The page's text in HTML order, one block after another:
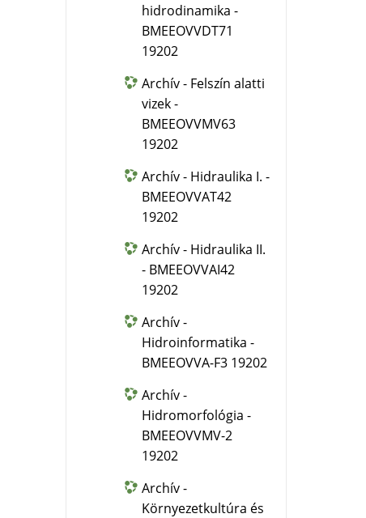
hidrodinamika -
BMEEOVVDT71
19202
Archív - Felszín alatti
vizek -
BMEEOVVMV63
19202
Archív - Hidraulika I. -
BMEEOVVAT42
19202
Archív - Hidraulika II.
- BMEEOVVAI42
19202
Archív -
Hidroinformatika -
BMEEOVVA-F3 19202
Archív -
Hidromorfológia -
BMEEOVVMV-2
19202
Archív -
Környezetkultúra és